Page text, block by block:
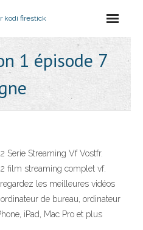
kodi firestick
1 épisode 7
Serie Streaming Vf Vostfr.
film streaming complet vf.
les meilleures vidéos
de bureau, ordinateur
iPad, Mac Pro et plus